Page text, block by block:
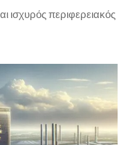
ισχυρός περιφερειακός